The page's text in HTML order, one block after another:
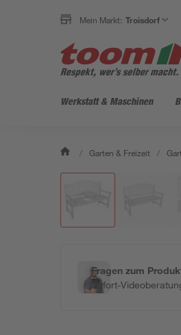
Mein Markt: Troisdorf
Werkstatt & Maschinen
/ Garten & Freizeit /
Fragen zum
Sofort-